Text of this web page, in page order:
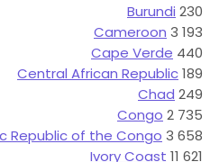
Democratic